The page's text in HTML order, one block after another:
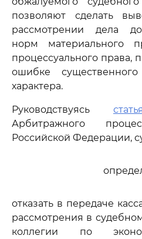
позволяют сделать
рассмотрении дела
норм материального
процессуального права,
ошибке
характера.
Руководствуясь
Арбитражного
Российской Федерации,
отказать в передаче
рассмотрения в
коллегии по